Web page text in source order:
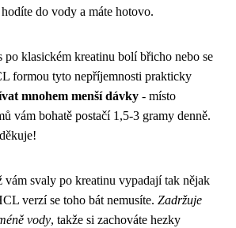
do vody a máte hotovo.
po klasickém kreatinu bolí břicho nebo se
formou tyto nepříjemnosti prakticky
mnohem menší dávky - místo
vám bohatě postačí 1,5-3 gramy denně.
vám svaly po kreatinu vypadají tak nějak
verzí se toho bát nemusíte. Zadržuje
vody, takže si zachováte hezky